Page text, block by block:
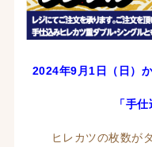
2024年9月1日（日）
「手
ヒレカツの枚数が